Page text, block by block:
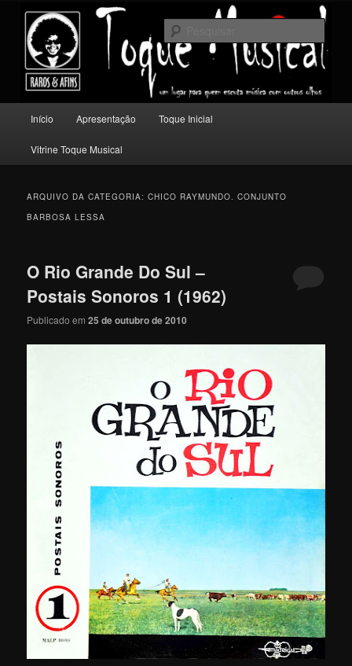
conteúdo
principal
conteúdo
secundário
Toque Musical
Um lugar para quem escuta música com outros olhos.
principal
Início Apresentação Toque Inicial
Vitrine Toque Musical
ARQUIVO DA CATEGORIA:CHICO RAYMUNDO. CONJUNTO
BARBOSA LESSA
O Rio Grande Do Sul –
Postais Sonoros 1 (1962)
Publicado em25 de outubro de 2010